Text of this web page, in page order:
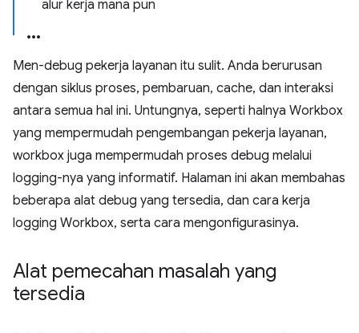
alur kerja mana pun
Men-debug pekerja layanan itu sulit. Anda berurusan
dengan siklus proses, pembaruan, cache, dan interaksi
antara semua hal ini. Untungnya, seperti halnya Workbox
yang mempermudah pengembangan pekerja layanan,
workbox juga mempermudah proses debug melalui
logging-nya yang informatif. Halaman ini akan membahas
beberapa alat debug yang tersedia, dan cara kerja
logging Workbox, serta cara mengonfigurasinya.
Alat pemecahan masalah yang
tersedia